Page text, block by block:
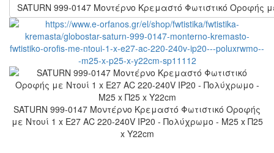
SATURN 999-0147 Μοντέρνο Κρεμαστό Φωτιστικό Οροφής
SATURN 999-0147 Μοντέρνο Κρεμαστό Φωτιστικό Οροφής
με Ντουί 1 x E27 AC 220-240V IP20 - Πολύχρωμο - Μ25 x Π25
x Υ22cm